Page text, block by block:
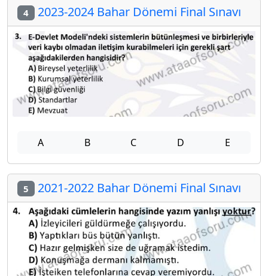
4 2023-2024 Bahar Dönemi Final Sınavı
A B C D E
5 2021-2022 Bahar Dönemi Final Sınavı